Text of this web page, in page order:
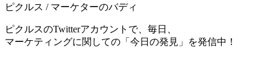
ピクルス / マーケターのバディ
ピクルスのTwitterアカウントで、毎日、
マーケティングに関しての「今日の発見」を発信中！